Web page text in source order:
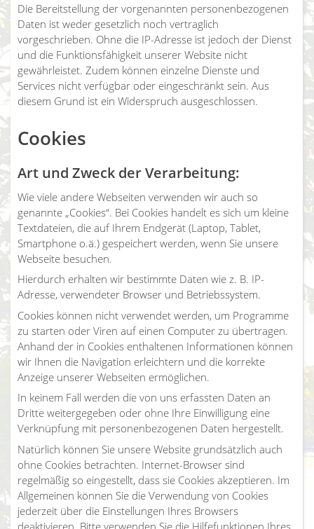
Die Bereitstellung der vorgenannten personenbezogenen
Daten ist weder gesetzlich noch vertraglich
vorgeschrieben. Ohne die IP-Adresse ist jedoch der Dienst
und die Funktionsfähigkeit unserer Website nicht
gewährleistet. Zudem können einzelne Dienste und
Services nicht verfügbar oder eingeschränkt sein. Aus
diesem Grund ist ein Widerspruch ausgeschlossen.
Cookies
Art und Zweck der Verarbeitung:
Wie viele andere Webseiten verwenden wir auch so
genannte „Cookies“. Bei Cookies handelt es sich um kleine
Textdateien, die auf Ihrem Endgerät (Laptop, Tablet,
Smartphone o.ä.) gespeichert werden, wenn Sie unsere
Webseite besuchen.
Hierdurch erhalten wir bestimmte Daten wie z. B. IP-
Adresse, verwendeter Browser und Betriebssystem.
Cookies können nicht verwendet werden, um Programme
zu starten oder Viren auf einen Computer zu übertragen.
Anhand der in Cookies enthaltenen Informationen können
wir Ihnen die Navigation erleichtern und die korrekte
Anzeige unserer Webseiten ermöglichen.
In keinem Fall werden die von uns erfassten Daten an
Dritte weitergegeben oder ohne Ihre Einwilligung eine
Verknüpfung mit personenbezogenen Daten hergestellt.
Natürlich können Sie unsere Website grundsätzlich auch
ohne Cookies betrachten. Internet-Browser sind
regelmäßig so eingestellt, dass sie Cookies akzeptieren. Im
Allgemeinen können Sie die Verwendung von Cookies
jederzeit über die Einstellungen Ihres Browsers
deaktivieren. Bitte verwenden Sie die Hilfefunktionen Ihres